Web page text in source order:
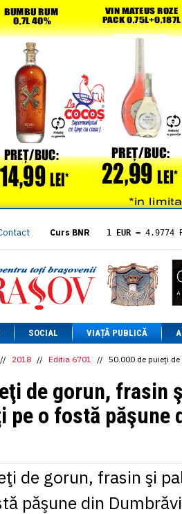
Curs BNR 1 EUR = 4.9774
= 5.8304
1 XAU= 464.4611
1 AED= 1.1933
1 AUD= 2.7957
1 BGN= 2.5449
1 CAD= 3.1559
1 CHF= 5.2813
1 CNY= 0.6015
1 DKK
= 0.6668
1 EGP = 0.0860
1 HUF
= 1.2223
1 INR= 0.0513
1 MXN = 0.2227
1 NOK = 0.4191
= 2.6097
1 PLN = 1.1646
SOCIAL VIAȚĂ PUBLICĂ
// 2018 // Editia 6701 // 50.000 de puieţi
de gorun, frasin
pe o fostă păşune